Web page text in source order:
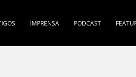
IMPRENSA PODCAST